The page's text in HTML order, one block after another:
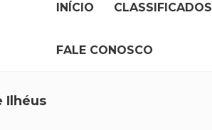
INÍCIO CLASSIFICADOS
FALE CONOSCO
Ilhéus